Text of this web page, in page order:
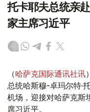
托卡耶夫总统亲
家主席习近平
（哈萨克国际通讯社讯
总统哈斯穆-卓玛尔特·
机场，迎接对哈萨克斯
席习近平。